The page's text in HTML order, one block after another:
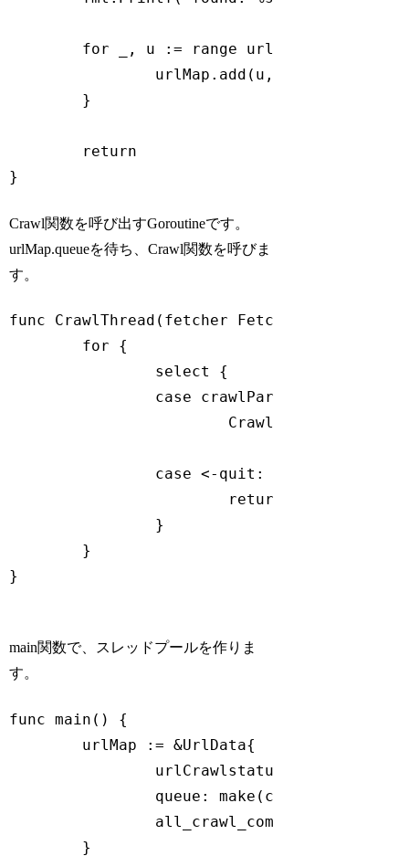
for _, u := range urls {
		urlMap.add(u, depth -
return
Crawl関数を呼び出すGoroutineです。
urlMap.queueを待ち、Crawl関数を呼びま
す。
func CrawlThread (fetcher Fetcher, urlMap
for {
select
{
case crawlParam := <-
case <-quit:
return
}
main関数で、スレッドプールを作りま
す。
func main ()
{
		urlCrawlstatusMap:
		queue:
make ( chan
		all_crawl_completed_ch: